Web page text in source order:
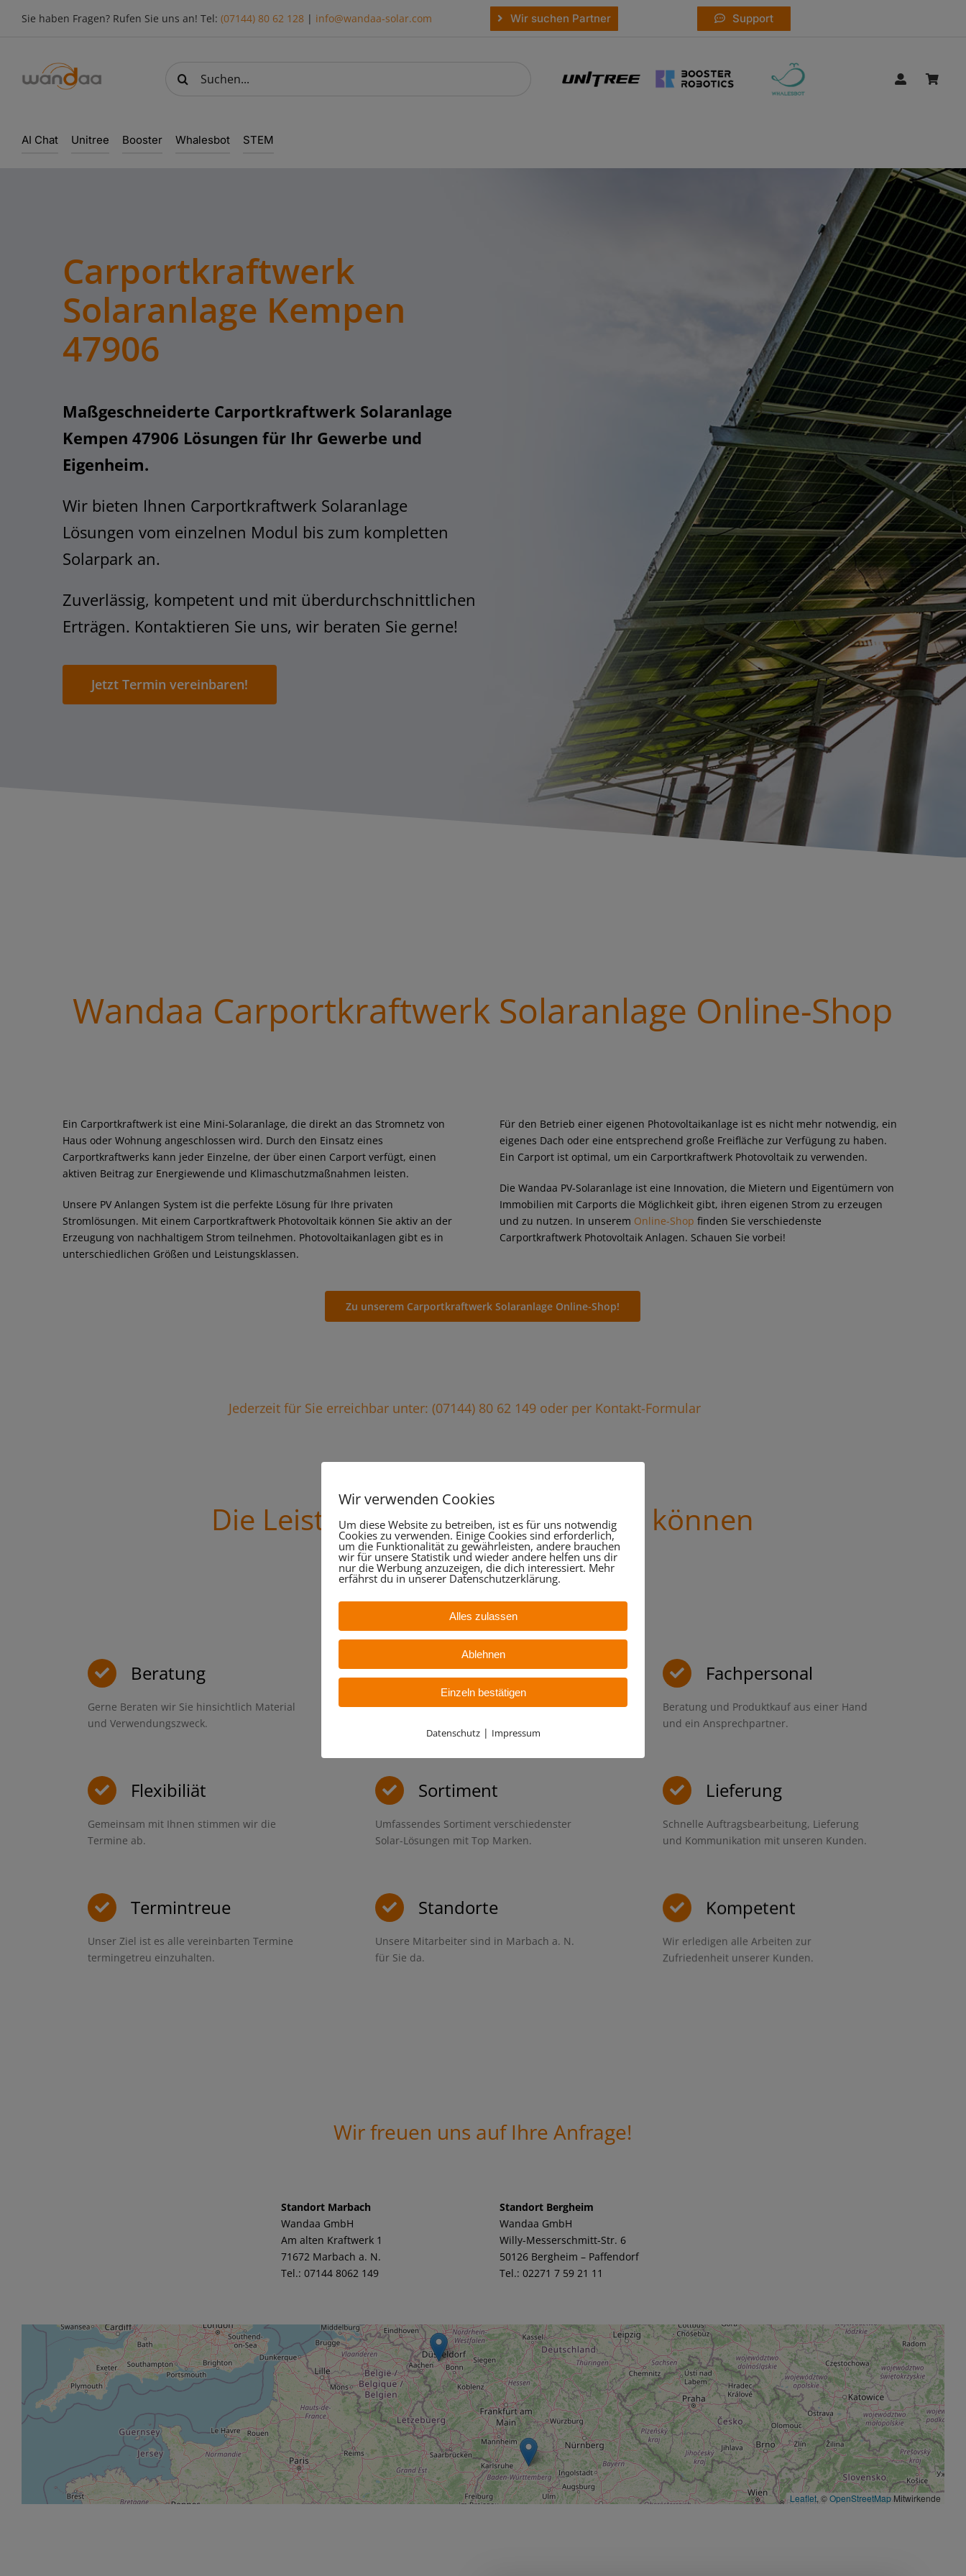
Sie haben Fragen? Rufen Sie uns an! Tel: (07144) 80 62 128| info@wandaa-solar.com Wir suchen Partner Support
nach:
AI Chat Unitree Booster Whalesbot STEM
Carportkraftwerk
Solaranlage Kempen
47906
Maßgeschneiderte Carportkraftwerk Solaranlage
Kempen 47906 Lösungen für Ihr Gewerbe und
Eigenheim.
Wir bieten Ihnen Carportkraftwerk Solaranlage
Lösungen vom einzelnen Modul bis zum kompletten
Solarpark an.
Zuverlässig, kompetent und mit überdurchschnittlichen
Erträgen. Kontaktieren Sie uns, wir beraten Sie gerne!
Jetzt Termin vereinbaren!
Wandaa Carportkraftwerk Solaranlage Online-Shop
Ein Carportkraftwerk ist eine Mini-Solaranlage, die direkt an das Stromnetz von
Haus oder Wohnung angeschlossen wird. Durch den Einsatz eines
Carportkraftwerks kann jeder Einzelne, der über einen Carport verfügt, einen
aktiven Beitrag zur Energiewende und Klimaschutzmaßnahmen leisten.
Unsere PV Anlangen System ist die perfekte Lösung für Ihre privaten
Stromlösungen. Mit einem Carportkraftwerk Photovoltaik können Sie aktiv an der
Erzeugung von nachhaltigem Strom teilnehmen. Photovoltaikanlagen gibt es in
unterschiedlichen Größen und Leistungsklassen.
Für den Betrieb einer eigenen Photovoltaikanlage ist es nicht mehr notwendig, ein
eigenes Dach oder eine entsprechend große Freifläche zur Verfügung zu haben.
Ein Carport ist optimal, um ein Carportkraftwerk Photovoltaik zu verwenden.
Die Wandaa PV-Solaranlage ist eine Innovation, die Mietern und Eigentümern von
Immobilien mit Carports die Möglichkeit gibt, ihren eigenen Strom zu erzeugen
und zu nutzen. In unserem Online-Shop finden Sie verschiedenste
Carportkraftwerk Photovoltaik Anlagen. Schauen Sie vorbei!
Zu unserem Carportkraftwerk Solaranlage Online-Shop!
Jederzeit für Sie erreichbar unter: (07144) 80 62 149 oder per Kontakt-Formular
Die Leistungen im Überblick, das können
wir für Sie tun:
Beratung
Gerne Beraten wir Sie hinsichtlich Material
und Verwendungszweck.
Qualität
Hohe Qualitätsstandards und nachhaltige
Fachpersonal
Beratung und Produktkauf aus einer Hand
und ein Ansprechpartner.
Flexibiliät
Gemeinsam mit Ihnen stimmen wir die
Termine ab.
Sortiment
Umfassendes Sortiment verschiedenster
Solar-Lösungen mit Top Marken.
Lieferung
Schnelle Auftragsbearbeitung, Lieferung
und Kommunikation mit unseren Kunden.
Termintreue
Unser Ziel ist es alle vereinbarten Termine
termingetreu einzuhalten.
Standorte
Unsere Mitarbeiter sind in Marbach a. N.
für Sie da.
Kompetent
Wir erledigen alle Arbeiten zur
Zufriedenheit unserer Kunden.
Wir freuen uns auf Ihre Anfrage!
Standort Marbach
Wandaa GmbH
Am alten Kraftwerk 1
71672 Marbach a. N.
Tel.: 07144 8062 149
Standort Bergheim
Wandaa GmbH
Willy-Messerschmitt-Str. 6
50126 Bergheim – Paffendorf
Tel.: 02271 7 59 21 11
Leaflet , ©OpenStreetMapMitwirkende
Wir verwenden Cookies
Um diese Website zu betreiben, ist es für uns notwendig
Cookies zu verwenden. Einige Cookies sind erforderlich,
um die Funktionalität zu gewährleisten, andere brauchen
wir für unsere Statistik und wieder andere helfen uns dir
nur die Werbung anzuzeigen, die dich interessiert. Mehr
erfährst du in unserer Datenschutzerklärung.
Alles zulassen
Ablehnen
Einzeln bestätigen
Datenschutz| Impressum